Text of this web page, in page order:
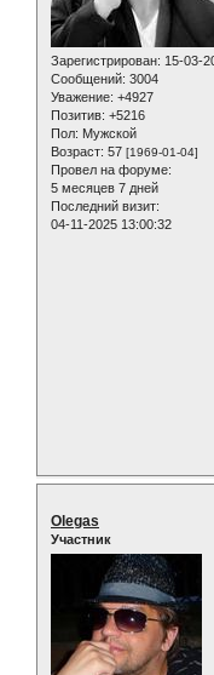
Зарегистрирован: 15-03-
Сообщений: 3004
Уважение: +4927
Позитив: +5216
Пол: Мужской
Возраст: 57 [1969-01-04]
Провел на форуме:
5 месяцев 7 дней
Последний визит:
04-11-2025 13:00:32
Olegas
Участник